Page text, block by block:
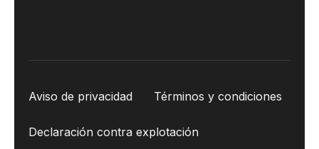
Aviso de privacidad Términos y condiciones
Declaración contra explotación